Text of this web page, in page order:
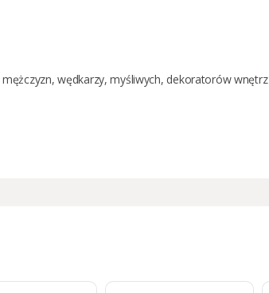
mężczyzn,wędkarzy,myśliwych, dekoratorów wnętrz